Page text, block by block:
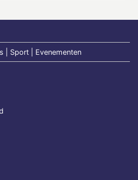
| Sport | Evenementen